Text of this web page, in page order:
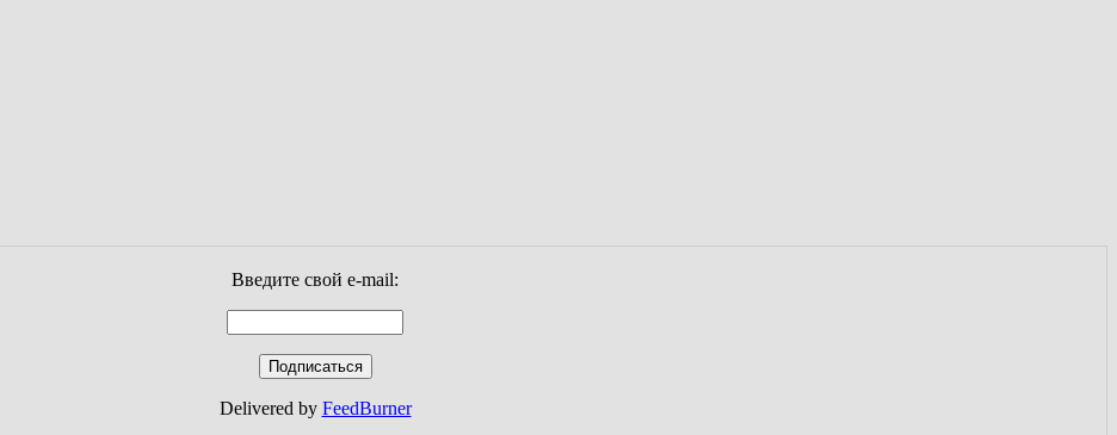
Введите свой e-mail:
Delivered by FeedBurner